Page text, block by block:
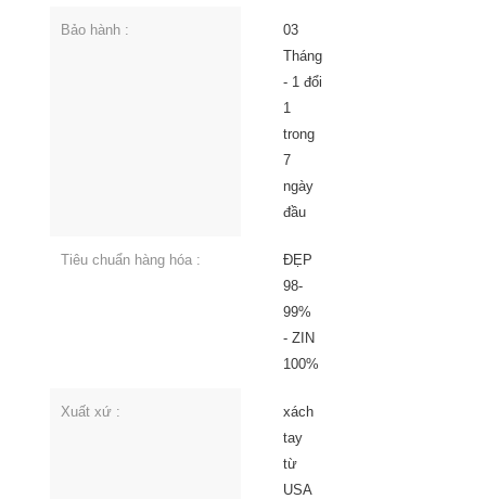
Bảo hành :
03
Tháng
- 1 đổi
1
trong
7
ngày
đầu
Tiêu chuẩn hàng hóa :
ĐẸP
98-
99%
- ZIN
100%
Xuất xứ :
xách
tay
từ
USA